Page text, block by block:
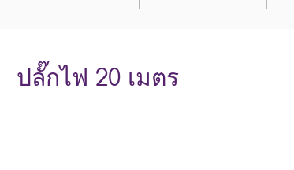
ปลั๊กไฟ 20 เมตร